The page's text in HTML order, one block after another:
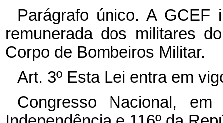
Parágrafo único. A GCEF
remunerada dos militares
Corpo de Bombeiros Militar.
Art. 3º Esta Lei entra em
Congresso Nacional,